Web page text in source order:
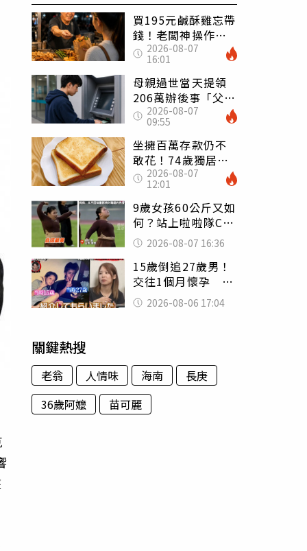
買195元鹹酥雞忘帶
錢！老闆神操作
「倒找5元」 全網
看哭：這就是台灣
2026-08-07
16:01
母親過世當天提領
206萬辦後事「父子
遭判刑」 律師：
搶錢先下手是罪
2026-08-07
09:55
坐擁百萬存款仍不
敢花！74歲獨居翁
「1餐只吃1片吐
司」 半年後暴瘦
嚇壞女兒
2026-08-07
12:01
9歲女孩60公斤又如
何？站上啦啦隊C位
驚艷全場 千萬網
友被圈粉
2026-08-07 16:36
15歲倒追27歲男！
交往1個月懷孕 36
歲當阿嬤故事曝光
2026-08-06 17:04
關鍵熱搜
老翁 人情味 海南
長庚
36歲阿嬤
苗可麗